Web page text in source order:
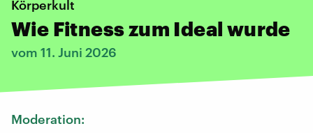
Körperkult
Wie Fitness zum Ideal wurde
vom 11. Juni 2026
Moderation: